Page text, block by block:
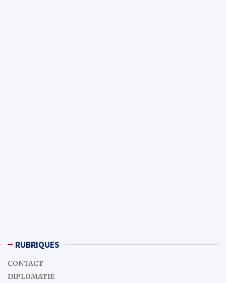
RUBRIQUES
CONTACT
DIPLOMATIE